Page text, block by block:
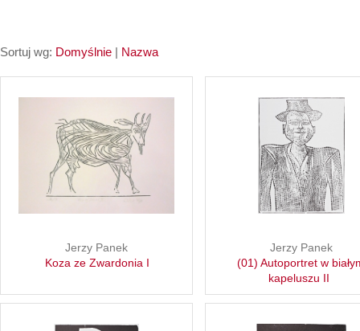
Sortuj wg: Domyślnie | Nazwa
Jerzy Panek
Koza ze Zwardonia I
Jerzy Panek
(01) Autoportret w
kapeluszu II